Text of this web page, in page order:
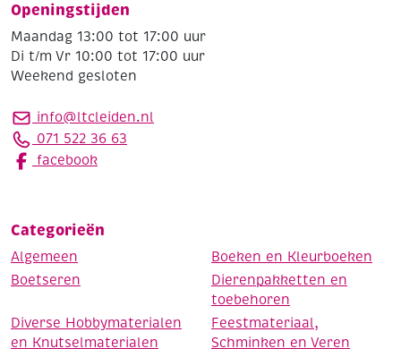
Openingstijden
Maandag 13:00 tot 17:00 uur
Di t/m Vr 10:00 tot 17:00 uur
Weekend gesloten
info@ltcleiden.nl
071 522 36 63
facebook
Categorieën
Algemeen
Boeken en Kleurboeken
Boetseren
Dierenpakketten en
toebehoren
Diverse Hobbymaterialen
en Knutselmaterialen
Feestmateriaal,
Schminken en Veren